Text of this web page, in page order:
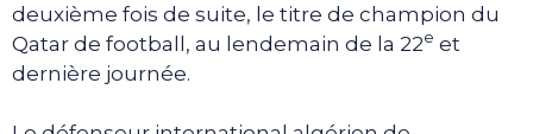
deuxième fois de suite, le titre de champion du
Qatar de football, au lendemain de la 22e et
dernière journée.